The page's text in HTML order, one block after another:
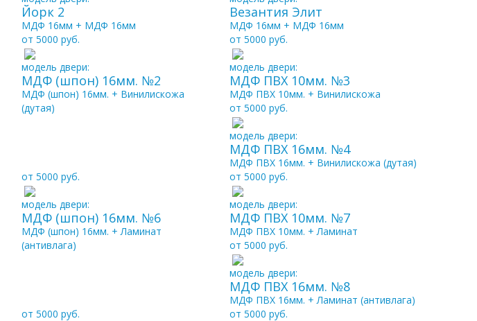
Йорк 2
МДФ 16мм + МДФ 16мм
Везантия Элит
МДФ 16мм + МДФ 16мм
от 5000 руб.
модель двери:
МДФ (шпон) 16мм. №2
МДФ (шпон) 16мм. + Винилискожа
(дутая)
от 5000 руб.
модель двери:
МДФ ПВХ 10мм. №3
МДФ ПВХ 10мм. + Винилискожа
от 5000 руб.
модель двери:
МДФ ПВХ 16мм. №4
МДФ ПВХ 16мм. + Винилискожа (дутая)
от 5000 руб.
модель двери:
МДФ (шпон) 16мм. №6
МДФ (шпон) 16мм. + Ламинат
(антивлага)
от 5000 руб.
модель двери:
МДФ ПВХ 10мм. №7
МДФ ПВХ 10мм. + Ламинат
от 5000 руб.
модель двери:
МДФ ПВХ 16мм. №8
МДФ ПВХ 16мм. + Ламинат (антивлага)
от 5000 руб. от 5000 руб.